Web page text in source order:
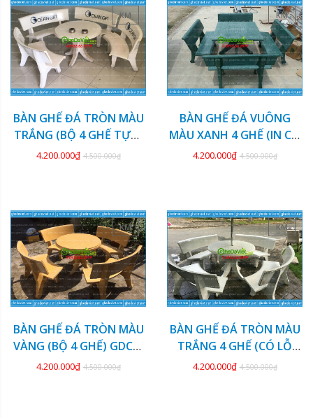
KM
BÀN GHẾ ĐÁ TRÒN MÀU
TRẮNG (BỘ 4 GHẾ TỰA)
GDCV-128
4.200.000₫ 4.500.000₫
KM
BÀN GHẾ ĐÁ VUÔNG
MÀU XANH 4 GHẾ (IN CỜ
TƯỚNG) GDCV-127
4.200.000₫ 4.500.000₫
KM
BÀN GHẾ ĐÁ TRÒN MÀU
VÀNG (BỘ 4 GHẾ) GDCV-
126
4.200.000₫ 4.500.000₫
KM
BÀN GHẾ ĐÁ TRÒN MÀU
TRẮNG 4 GHẾ (CÓ LỖ
DÙ) GDCV-125
4.200.000₫ 4.500.000₫